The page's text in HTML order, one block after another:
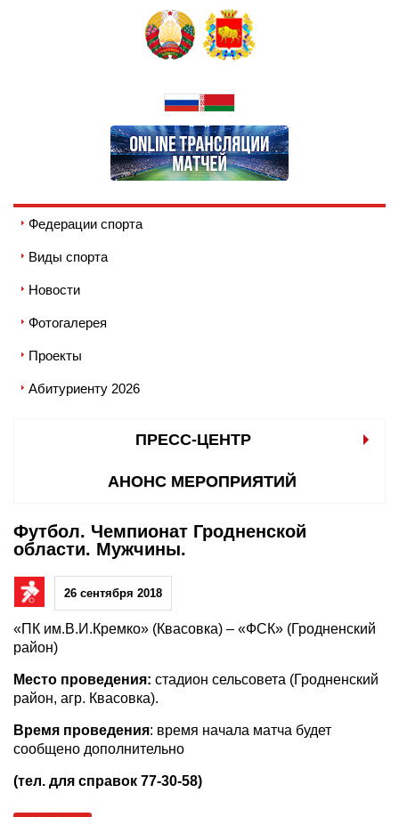
Федерации спорта
Виды спорта
Новости
Фотогалерея
Проекты
Абитуриенту 2026
ПРЕСС-ЦЕНТР
АНОНС МЕРОПРИЯТИЙ
Футбол. Чемпионат Гродненской
области. Мужчины.
26 сентября 2018
«ПК им.В.И.Кремко» (Квасовка) – «ФСК» (Гродненский
район)
Место проведения: стадион сельсовета (Гродненский
район, агр. Квасовка).
Время проведения: время начала матча будет
сообщено дополнительно
(тел. для справок 77-30-58)